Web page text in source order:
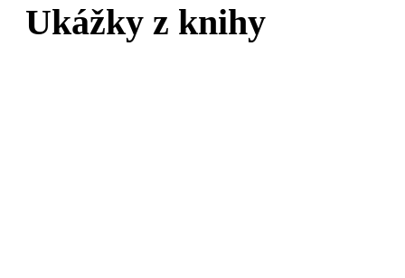
Ukážky z knihy